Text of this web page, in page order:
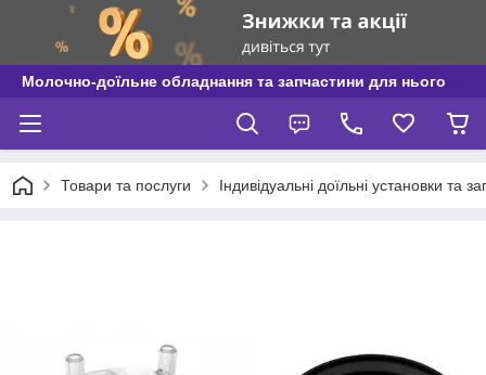
Молочно-доїльне обладнання та запчастини для нього
Товари та послуги Індивідуальні доїльні установки та